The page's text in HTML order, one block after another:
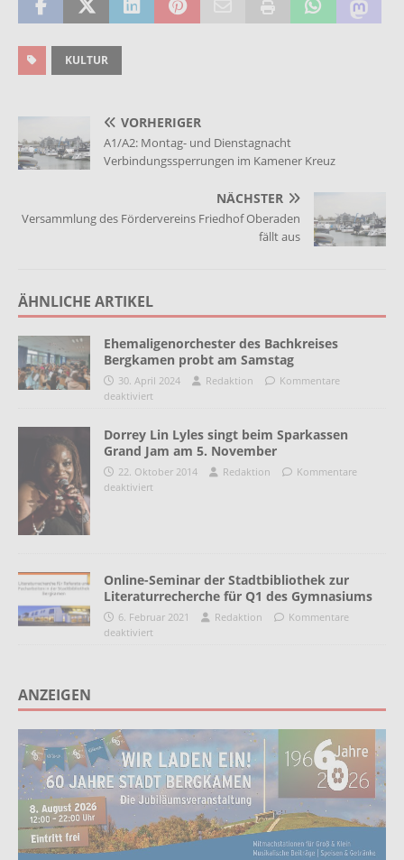
KULTUR
VORHERIGER
A1/A2: Montag- und Dienstagnacht
Verbindungssperrungen im Kamener Kreuz
NÄCHSTER
Versammlung des Fördervereins Friedhof Oberaden
fällt aus
ÄHNLICHE ARTIKEL
Ehemaligenorchester des Bachkreises
Bergkamen probt am Samstag
30. April 2024 Redaktion
Kommentare
deaktiviert
Dorrey Lin Lyles singt beim Sparkassen
Grand Jam am 5. November
22. Oktober 2014 Redaktion
Kommentare
deaktiviert
Online-Seminar der Stadtbibliothek zur
Literaturrecherche für Q1 des Gymnasiums
6. Februar 2021 Redaktion
Kommentare
deaktiviert
ANZEIGEN